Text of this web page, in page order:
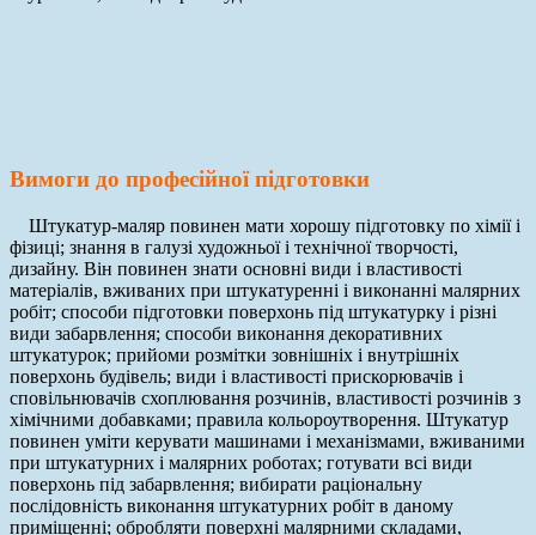
Вимоги до професійної підготовки
Штукатур-маляр повинен мати хорошу підготовку по хімії і
фізиці; знання в галузі художньої і технічної творчості,
дизайну. Він повинен знати основні види і властивості
матеріалів, вживаних при штукатуренні і виконанні малярних
робіт; способи підготовки поверхонь під штукатурку і різні
види забарвлення; способи виконання декоративних
штукатурок; прийоми розмітки зовнішніх і внутрішніх
поверхонь будівель; види і властивості прискорювачів і
сповільнювачів схоплювання розчинів, властивості розчинів з
хімічними добавками; правила кольороутворення. Штукатур
повинен уміти керувати машинами і механізмами, вживаними
при штукатурних і малярних роботах; готувати всі види
поверхонь під забарвлення; вибирати раціональну
послідовність виконання штукатурних робіт в даному
приміщенні; обробляти поверхні малярними складами,